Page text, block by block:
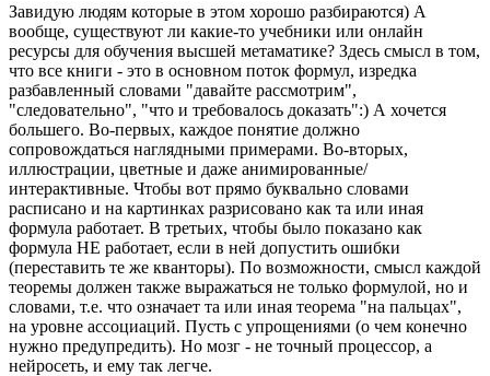
Завидую людям которые в этом хорошо разбираются) А
вообще, существуют ли какие-то учебники или онлайн
ресурсы для обучения высшей метаматике? Здесь смысл в том,
что все книги - это в основном поток формул, изредка
разбавленный словами "давайте рассмотрим",
"следовательно", "что и требовалось доказать":) А хочется
большего. Во-первых, каждое понятие должно
сопровождаться наглядными примерами. Во-вторых,
иллюстрации, цветные и даже анимированные/
интерактивные. Чтобы вот прямо буквально словами
расписано и на картинках разрисовано как та или иная
формула работает. В третьих, чтобы было показано как
формула НЕ работает, если в ней допустить ошибки
(переставить те же кванторы). По возможности, смысл каждой
теоремы должен также выражаться не только формулой, но и
словами, т.е. что означает та или иная теорема "на пальцах",
на уровне ассоциаций. Пусть с упрощениями (о чем конечно
нужно предупредить). Но мозг - не точный процессор, а
нейросеть, и ему так легче.